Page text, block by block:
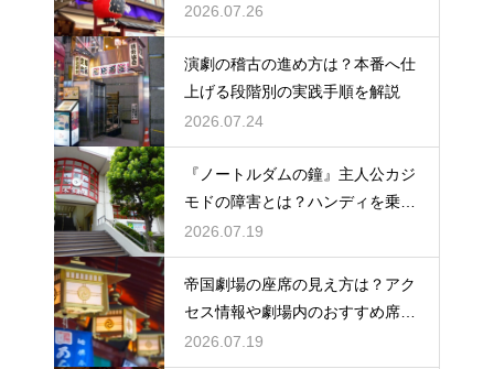
2026.07.26
演劇の稽古の進め方は？本番へ仕
上げる段階別の実践手順を解説
2026.07.24
『ノートルダムの鐘』主人公カジ
モドの障害とは？ハンディを乗り
越える姿に感動
2026.07.19
帝国劇場の座席の見え方は？アク
セス情報や劇場内のおすすめ席を
徹底ガイド
2026.07.19